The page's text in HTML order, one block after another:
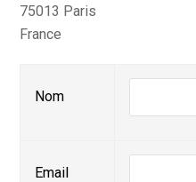
75013 Paris
France
Nom
Email